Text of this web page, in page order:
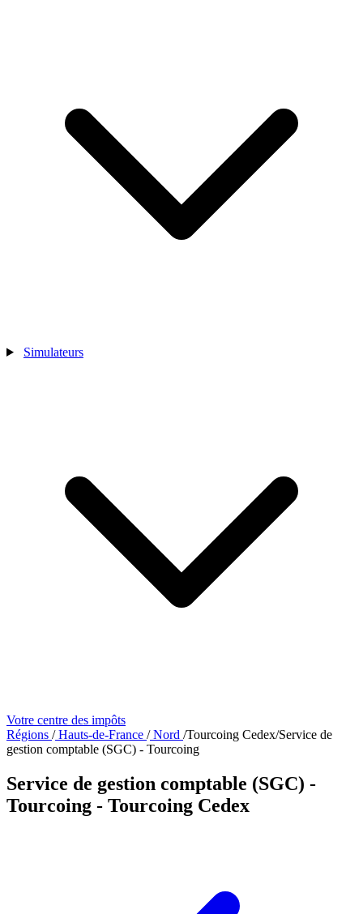
Simulateurs
Votre centre des impôts
Régions /Hauts-de-France /Nord /Tourcoing Cedex/Service de
gestion comptable (SGC) - Tourcoing
Service de gestion comptable (SGC) -
Tourcoing - Tourcoing Cedex